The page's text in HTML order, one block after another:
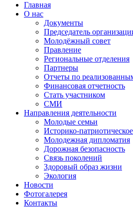
Главная
О нас
Документы
Председатель
Молодёжный совет
Правление
Региональные отделения
Партнеры
Отчеты по
Финансовая отчетность
Стать участником
СМИ
Направления деятельности
Молодые семьи
Историко-патриотическое
Молодежная дипломатия
Дорожная безопасность
Связь поколений
Здоровый образ жизни
Экология
Новости
Фотогалерея
Контакты